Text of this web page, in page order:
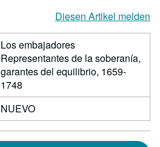
Diesen Artikel melden
Los embajadores
Representantes de la soberanía,
garantes del equilibrio, 1659-
1748
NUEVO